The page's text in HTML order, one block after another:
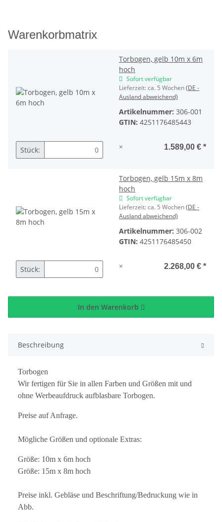
Warenkorbmatrix
Torbogen, gelb 10m x 6m
hoch
Sofort verfügbar
Lieferzeit:ca. 5 Wochen(DE -
Ausland abweichend)
Artikelnummer: 306-001
GTIN: 4251176485443
Stück: × 1.589,00 € *
Torbogen, gelb 15m x 8m
hoch
Sofort verfügbar
Lieferzeit:ca. 5 Wochen(DE -
Ausland abweichend)
Artikelnummer: 306-002
GTIN: 4251176485450
Stück: × 2.268,00 € *
In den Warenkorb
Beschreibung
Torbogen
Wir fertigen für Sie in allen Farben und Größen mit und
ohne Werbeaufdruck aufblasbare Torbogen.
Preise auf Anfrage.
Mögliche Größen und optionale Extras:
Größe: 10m x 6m hoch
Größe: 15m x 8m hoch
Preise inkl. Gebläse und Beschriftung/Bedruckung wie in
Abb.